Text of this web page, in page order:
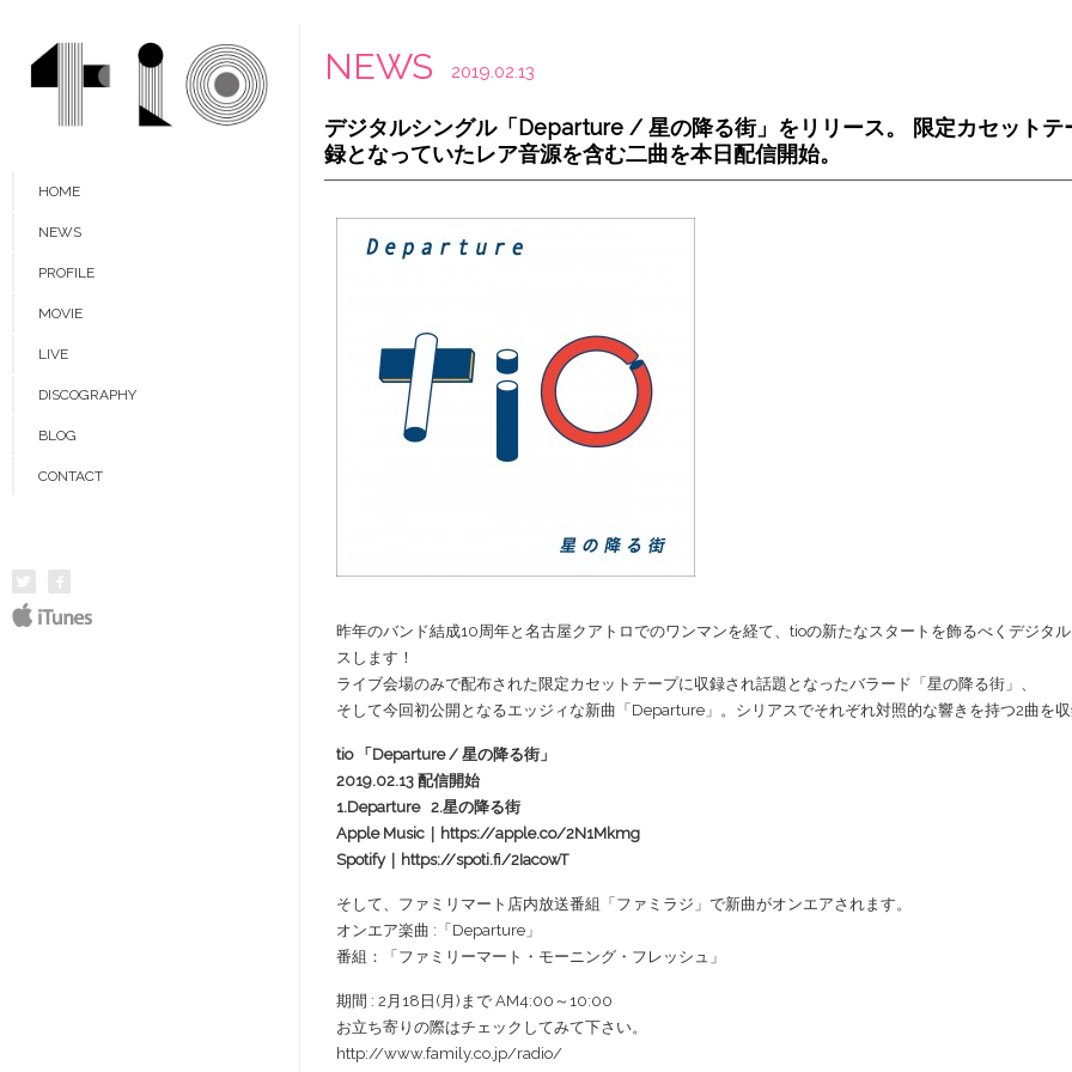
HOME
NEWS
PROFILE
MOVIE
LIVE
DISCOGRAPHY
BLOG
CONTACT
NEWS 2019.02.13
デジタルシングル「Departure / 星の降る街」をリリース。 限定カセットテ
録となっていたレア音源を含む二曲を本日配信開始。
昨年のバンド結成10周年と名古屋クアトロでのワンマンを経て、tioの新たなスタートを飾るべくデジタ
スします！
ライブ会場のみで配布された限定カセットテープに収録され話題となったバラード「星の降る街」、
そして今回初公開となるエッジィな新曲「Departure」。シリアスでそれぞれ対照的な響きを持つ2曲を収
tio 「Departure / 星の降る街」
2019.02.13 配信開始
1.Departure 2.星の降る街
Apple Music｜
https://apple.co/2N1Mkmg
Spotify｜
https://spoti.fi/2IacowT
そして、ファミリマート店内放送番組「ファミラジ」で新曲がオンエアされます。
オンエア楽曲 :「Departure」
番組：「ファミリーマート・モーニング・フレッシュ」
期間 : 2月18日(月)まで AM4:00～10:00
お立ち寄りの際はチェックしてみて下さい。
http://www.family.co.jp/radio/